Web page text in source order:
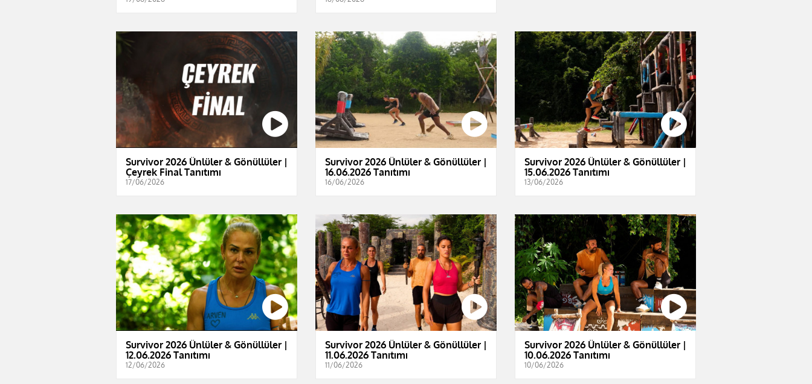
Survivor 2026 Ünlüler & Gönüllüler |
Çeyrek Final Tanıtımı
17/06/2026
Survivor 2026 Ünlüler & Gönüllüler |
16.06.2026 Tanıtımı
16/06/2026
Survivor 2026 Ünlüler & Gönüllüler |
15.06.2026 Tanıtımı
13/06/2026
Survivor 2026 Ünlüler & Gönüllüler |
12.06.2026 Tanıtımı
12/06/2026
Survivor 2026 Ünlüler & Gönüllüler |
11.06.2026 Tanıtımı
11/06/2026
Survivor 2026 Ünlüler & Gönüllüler |
10.06.2026 Tanıtımı
10/06/2026